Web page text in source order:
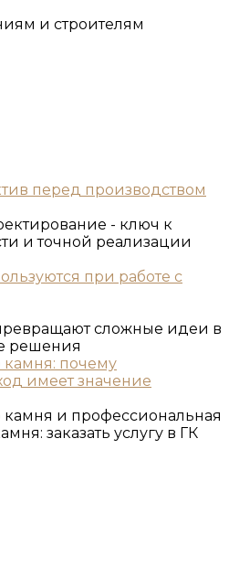
и строителям
перед производством
- ключ к
и точной реализации
при работе с
сложные идеи в
решения
камня: почему
имеет значение
камня и профессиональная
заказать услугу в ГК